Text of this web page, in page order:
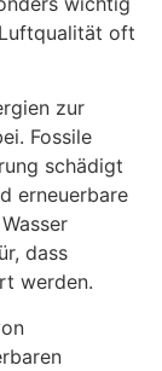
oft
zur
Fossile
schädigt
erneuerbare
dass
werden.